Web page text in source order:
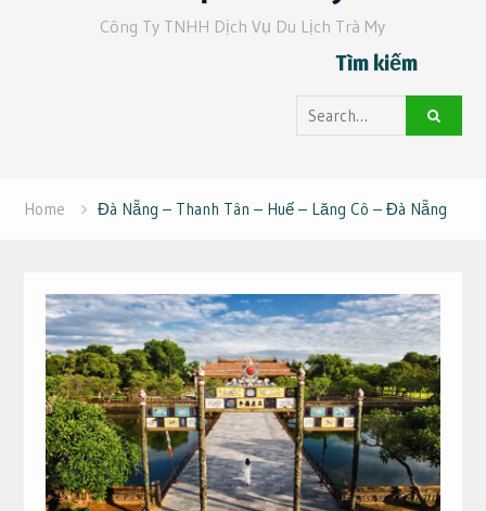
Công Ty TNHH Dịch Vụ Du Lịch Trà My
Tìm kiếm
Search
for:
Home Đà Nẵng – Thanh Tân – Huế – Lăng Cô – Đà Nẵng